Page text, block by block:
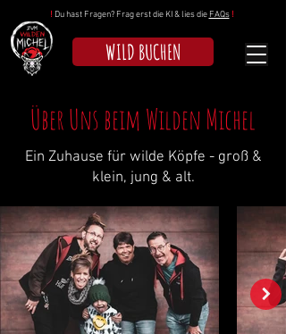
! Du hast Fragen? Frag erst die KI & lies die FAQs !
WILD BUCHEN
Über Uns beim Wilden Michel
Ein Zuhause für wilde Köpfe - groß &
klein, jung & alt.